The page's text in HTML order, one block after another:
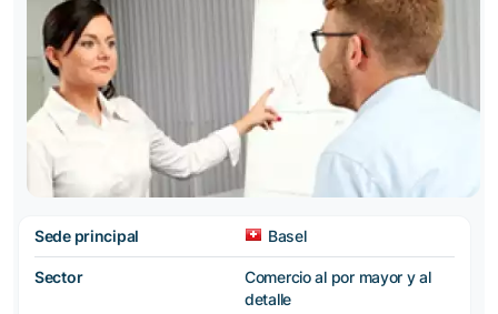
Sede principal Basel
Sector
Comercio al por mayor y al
detalle